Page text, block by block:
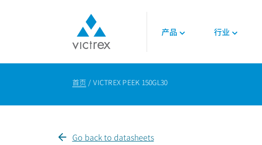
产品
PEEK聚合物
行业
内饰
技术指南
使命
首页 VICTREX PEEK 150GL30
Go back to datasheets